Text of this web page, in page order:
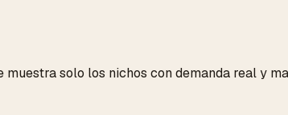
solo los nichos con demanda real y